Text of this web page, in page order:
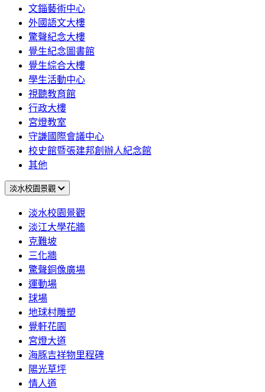
文錙藝術中心
外國語文大樓
驚聲紀念大樓
覺生紀念圖書館
覺生綜合大樓
學生活動中心
視聽教育館
行政大樓
宮燈教室
守謙國際會議中心
校史館暨張建邦創辦人紀念館
其他
淡水校園景觀
淡水校園景觀
淡江大學花牆
克難坡
三化牆
驚聲銅像廣場
運動場
球場
地球村雕塑
覺軒花園
宮燈大道
海豚吉祥物里程碑
陽光草坪
情人道